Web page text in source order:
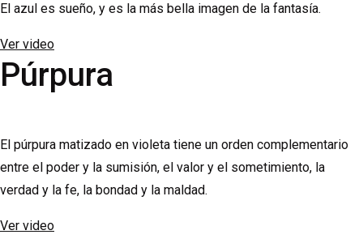
El azul es sueño, y es la más bella imagen de la fantasía.
Ver video
Púrpura
El púrpura matizado en violeta tiene un orden complementario
entre el poder y la sumisión, el valor y el sometimiento, la
verdad y la fe, la bondad y la maldad.
Ver video